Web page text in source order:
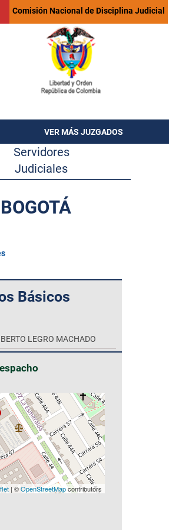
Comisión Nacional de Disciplina Judicial
VER MÁS JUZGADOS
Servidores
Judiciales
Básicos
LEGRO MACHADO
| ©OpenStreetMapcontributors